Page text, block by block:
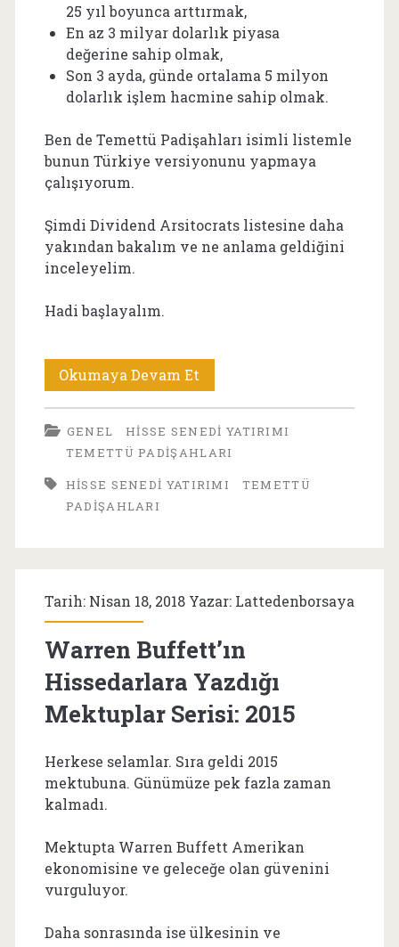
25 yıl boyunca arttırmak,
En az 3 milyar dolarlık piyasa
değerine sahip olmak,
Son 3 ayda, günde ortalama 5 milyon
dolarlık işlem hacmine sahip olmak.
Ben de Temettü Padişahları isimli listemle
bunun Türkiye versiyonunu yapmaya
çalışıyorum.
Şimdi Dividend Arsitocrats listesine daha
yakından bakalım ve ne anlama geldiğini
inceleyelim.
Hadi başlayalım.
Okumaya Devam Et
Temettüsünü
25
Şirketler
Endeks
Fonu
GENEL
HISSE SENEDI YATIRIMI
TEMETTÜ PADIŞAHLARI
HISSE SENEDI YATIRIMI
TEMETTÜ
PADIŞAHLARI
Tarih: Nisan 18, 2018 Yazar: Lattedenborsaya
Warren Buffett’ın
Hissedarlara Yazdığı
Mektuplar Serisi: 2015
Herkese selamlar. Sıra geldi 2015
mektubuna. Günümüze pek fazla zaman
kalmadı.
Mektupta Warren Buffett Amerikan
ekonomisine ve geleceğe olan güvenini
vurguluyor.
Daha sonrasında ise ülkesinin ve